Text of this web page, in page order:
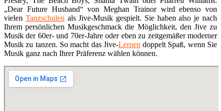
„Dear Future Husband“ von Meghan Trainor wird ebenso von
vielen Tanzschulenals Jive-Musik gespielt. Sie haben also je nach
Ihrem persönlichen Musikgeschmack die Möglichkeit, den Jive zu
Musik der 60er- und 70er-Jahre oder eben zu zeitgemäßer moderner
Musik zu tanzen. So macht das Jive-Lernendoppelt Spaß, wenn Sie
Musik ganz nach Ihrer Präferenz wählen können.